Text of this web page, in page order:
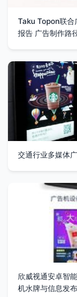
Taku Topon联合
报告 广告制作路
交通行业多媒体
欣威视通安卓智
机水牌与信息发